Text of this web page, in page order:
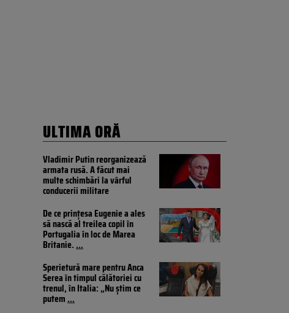
ULTIMA ORĂ
Vladimir Putin reorganizează
armata rusă. A făcut mai
multe schimbări la vârful
conducerii militare
De ce prințesa Eugenie a ales
să nască al treilea copil în
Portugalia în loc de Marea
Britanie....
Sperietură mare pentru Anca
Serea în timpul călătoriei cu
trenul, în Italia: „Nu știm ce
putem...